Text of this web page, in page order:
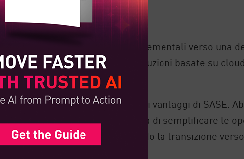
che supporta transizioni incrementali verso una
le risorse di sicurezza su soluzioni basate su
e basate su cloud.
SASE, SASE ibrido offre i vantaggi di SASE.
consente ai team di sicurezza di semplificare le
organizzazione, pur effettuando la transizione